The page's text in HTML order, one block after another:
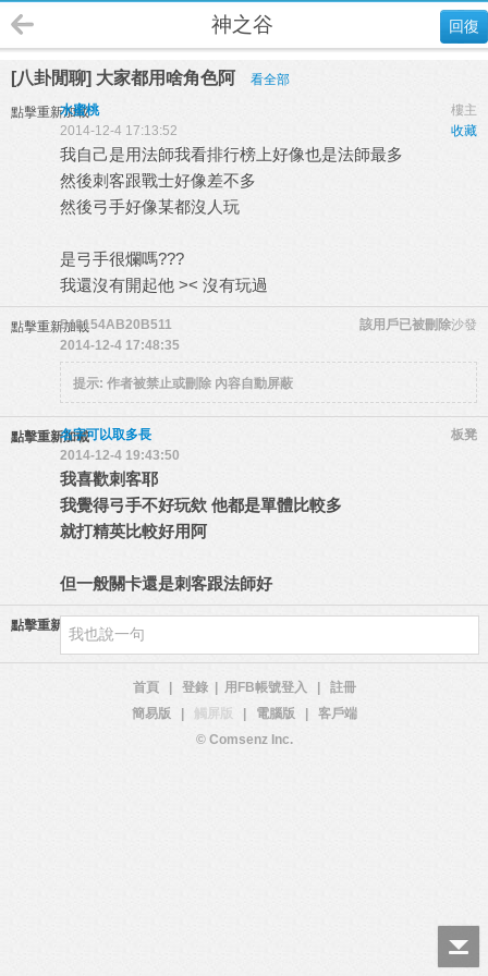
回復
神之谷
[八卦閒聊] 大家都用啥角色阿 看全部
點擊重新加載 樓主
水蜜桃
收藏
2014-12-4 17:13:52
我自己是用法師我看排行榜上好像也是法師最多
然後刺客跟戰士好像差不多
然後弓手好像某都沒人玩
是弓手很爛嗎???
我還沒有開起他 >< 沒有玩過
點擊重新加載 沙發
548154AB20B511
該用戶已被刪除
2014-12-4 17:48:35
提示: 作者被禁止或刪除 內容自動屏蔽
點擊重新加載 板凳
名字可以取多長
2014-12-4 19:43:50
我喜歡刺客耶
我覺得弓手不好玩欸 他都是單體比較多
就打精英比較好用阿
但一般關卡還是刺客跟法師好
點擊重新加載
首頁 登錄 用FB帳號登入
註冊
簡易版
觸屏版 電腦版
客戶端
© Comsenz Inc.